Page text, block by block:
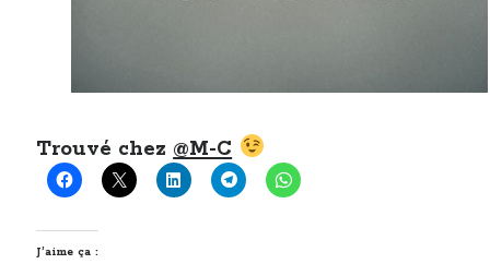
Trouvé chez @M-C
J’aime ça :